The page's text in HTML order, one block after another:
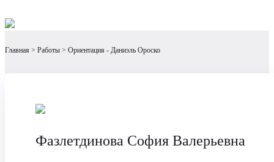
Главная Работы Ориентация - Даниэль Ороско
Фазлетдинова София Валерьевна